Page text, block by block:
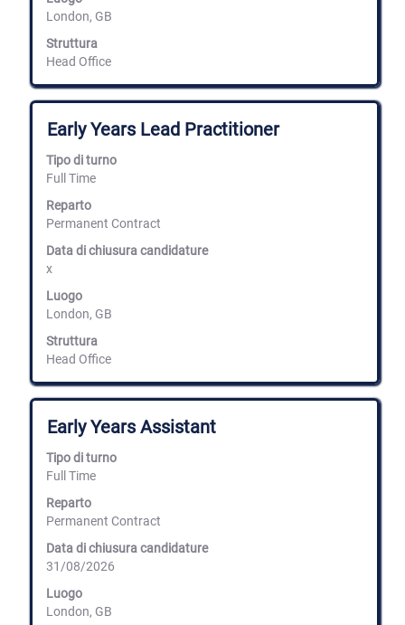
Tab
navigare
completi
London, GB
Struttura
Head Office
i
integrali
delle
informazioni
lavoro.
Titolo
Early Years Lead Practitioner
Tipo di turno
Full Time
Reparto
Permanent Contract
Data di chiusura candidature
x
Luogo
London, GB
Struttura
Head Office
Effettuare
una
selezione
con
barra
spaziatrice
visualizzare
i
integrali
delle
informazioni
lavoro.
Titolo
Early Years Assistant
Tipo di turno
Full Time
Reparto
Permanent Contract
Data di chiusura candidature
31/08/2026
Luogo
London, GB
Effettuare
una
selezione
con
barra
spaziatrice
visualizzare
i
integrali
delle